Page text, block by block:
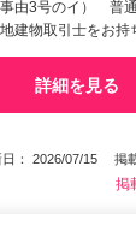
由3号のイ） 普
建物取引士をお持
詳細を見る
日： 2026/07/15 掲
掲